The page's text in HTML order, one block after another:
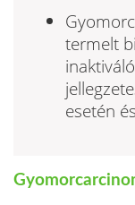
termelt
ese­tén